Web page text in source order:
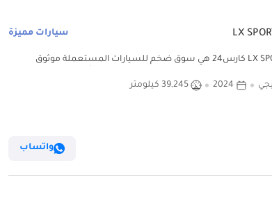
سيارات مميزة
هوندا سيتي LX SPORT كارس24 هي سوق ضخم للسيارات المستعملة موثوق
2024 39,245 كيلومتر
واتساب